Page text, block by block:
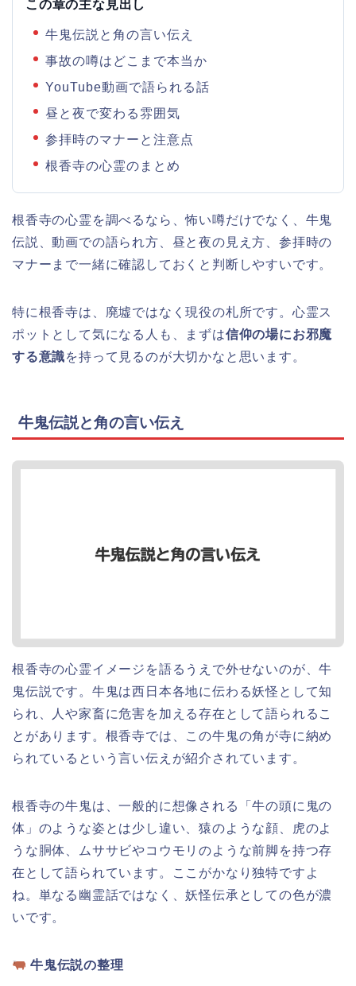
この章の主な見出し
牛鬼伝説と角の言い伝え
事故の噂はどこまで本当か
YouTube動画で語られる話
昼と夜で変わる雰囲気
参拝時のマナーと注意点
根香寺の心霊のまとめ
根香寺の心霊を調べるなら、怖い噂だけでなく、牛鬼
伝説、動画での語られ方、昼と夜の見え方、参拝時の
マナーまで一緒に確認しておくと判断しやすいです。
特に根香寺は、廃墟ではなく現役の札所です。心霊ス
ポットとして気になる人も、まずは信仰の場にお邪魔
する意識を持って見るのが大切かなと思います。
牛鬼伝説と角の言い伝え
根香寺の心霊イメージを語るうえで外せないのが、牛
鬼伝説です。牛鬼は西日本各地に伝わる妖怪として知
られ、人や家畜に危害を加える存在として語られるこ
とがあります。根香寺では、この牛鬼の角が寺に納め
られているという言い伝えが紹介されています。
根香寺の牛鬼は、一般的に想像される「牛の頭に鬼の
体」のような姿とは少し違い、猿のような顔、虎のよ
うな胴体、ムササビやコウモリのような前脚を持つ存
在として語られています。ここがかなり独特ですよ
ね。単なる幽霊話ではなく、妖怪伝承としての色が濃
いです。
牛鬼伝説の整理